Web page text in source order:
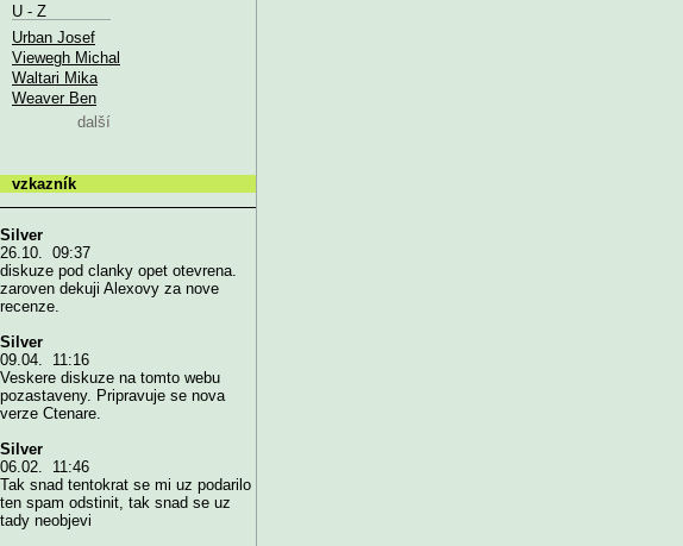
U - Z
Urban Josef
Viewegh Michal
Waltari Mika
Weaver Ben
další
vzkazník
Silver
26.10. 09:37
diskuze pod clanky opet otevrena.
zaroven dekuji Alexovy za nove
recenze.
Silver
09.04. 11:16
Veskere diskuze na tomto webu
pozastaveny. Pripravuje se nova
verze Ctenare.
Silver
06.02. 11:46
Tak snad tentokrat se mi uz podarilo
ten spam odstinit, tak snad se uz
tady neobjevi